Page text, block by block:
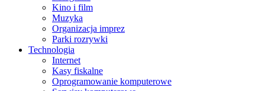
Kino i film
Muzyka
Organizacja imprez
Parki rozrywki
Technologia
Internet
Kasy fiskalne
Oprogramowanie komputerowe